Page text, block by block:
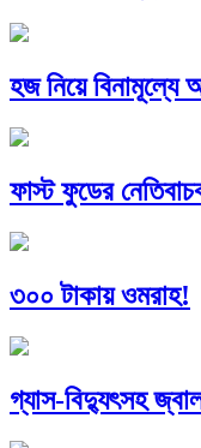
হজ নিয়ে
ফাস্ট ফুডের
৩০০ টাকায় ওমরাহ!
গ্যাস-বিদ্যুৎসহ